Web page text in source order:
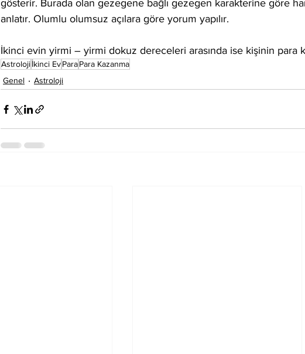
gösterir. Burada olan gezegene bağlı gezegen karakterine göre
anlatır. Olumlu olumsuz açılara göre yorum yapılır.
İkinci evin yirmi – yirmi dokuz dereceleri arasında ise kişinin para
Astrolojiİkinci EvParaPara Kazanma
Genel
Astroloji